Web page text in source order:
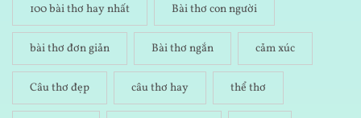
100 bài thơ hay nhất Bài thơ con người
bài thơ đơn giản Bài thơ ngắn cảm xúc
Câu thơ đẹp câu thơ hay thể thơ